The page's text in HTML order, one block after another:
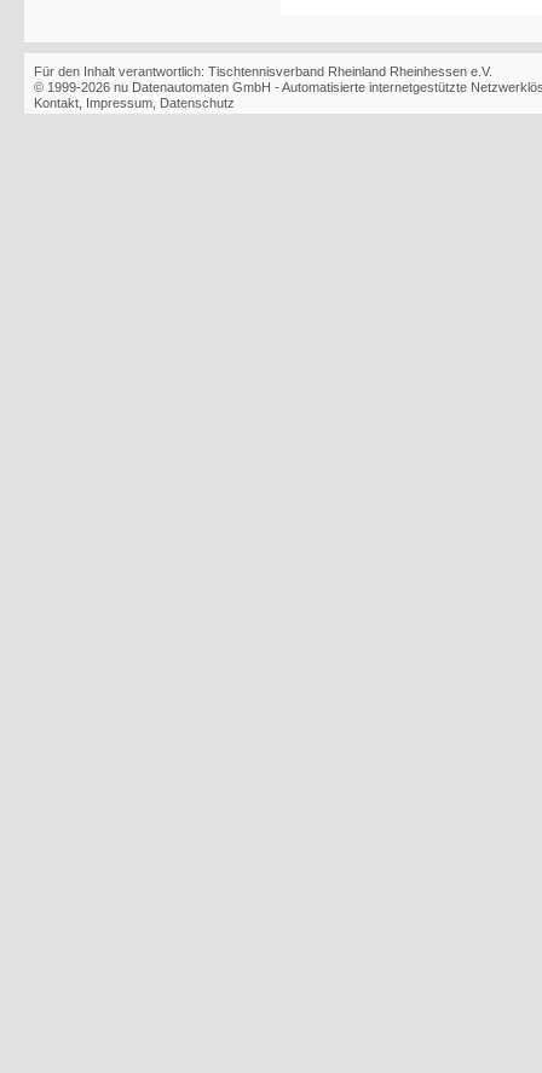
Für den Inhalt verantwortlich: Tischtennisverband Rheinland Rheinhessen e.V.
© 1999-2026 nu Datenautomaten GmbH - Automatisierte internetgestützte
Kontakt Impressum Datenschutz